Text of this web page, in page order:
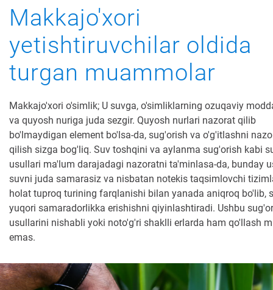
Makkajo'xori
yetishtiruvchilar oldida
turgan muammolar
Makkajo'xori o'simlik; U suvga, o'simliklarning ozuqaviy
va quyosh nuriga juda sezgir. Quyosh nurlari nazorat qilib
bo'lmaydigan element bo'lsa-da, sug'orish va o'g'itlashni
qilish sizga bog'liq. Suv toshqini va aylanma sug'orish kabi
usullari ma'lum darajadagi nazoratni ta'minlasa-da, bunday
suvni juda samarasiz va nisbatan notekis taqsimlovchi
holat tuproq turining farqlanishi bilan yanada aniqroq bo'lib,
yuqori samaradorlikka erishishni qiyinlashtiradi. Ushbu
usullarini nishabli yoki noto'g'ri shaklli erlarda ham qo'llash
emas.